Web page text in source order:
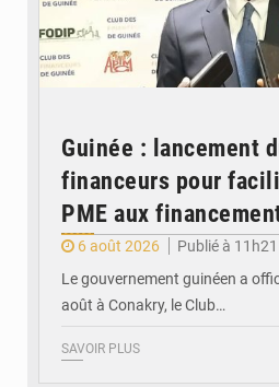
Guinée : lancement
financeurs pour
PME aux
6 août 2026
Publié à 11h21
Le gouvernement guinéen a
août à Conakry, le Club…
SAVOIR PLUS